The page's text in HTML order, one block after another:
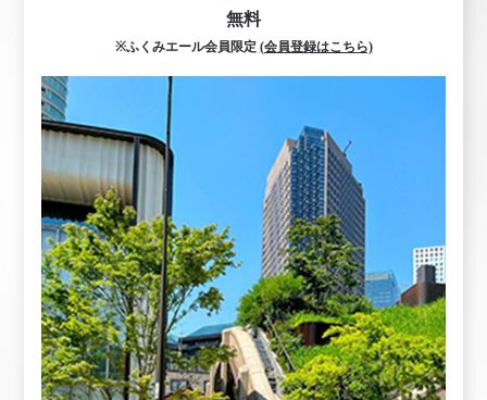
無料
※ふくみエール会員限定 (会員登録はこちら)